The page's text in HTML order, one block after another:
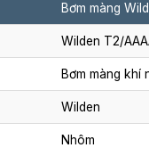
Bơm màng
Wilden T2/
Bơm màng khí
Wilden
Nhôm